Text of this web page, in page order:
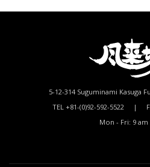
5-12-314 Suguminami Kasuga
TEL +81-(0)92-592-5522 |
Mon - Fri: 9 am